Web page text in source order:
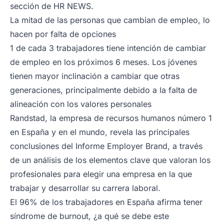
sección de HR NEWS.
La mitad de las personas que cambian de empleo, lo
hacen por falta de opciones
1 de cada 3 trabajadores tiene intención de cambiar
de empleo en los próximos 6 meses. Los jóvenes
tienen mayor inclinación a cambiar que otras
generaciones, principalmente debido a la falta de
alineación con los valores personales
Randstad, la empresa de recursos humanos número 1
en España y en el mundo, revela las principales
conclusiones del Informe Employer Brand, a través
de un análisis de los elementos clave que valoran los
profesionales para elegir una empresa en la que
trabajar y desarrollar su carrera laboral.
El 96% de los trabajadores en España afirma tener
síndrome de burnout, ¿a qué se debe este